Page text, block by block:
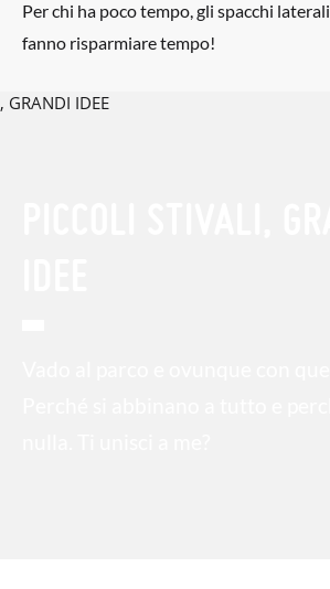
Per chi ha poco tempo, gli spacchi laterali
fanno risparmiare tempo!